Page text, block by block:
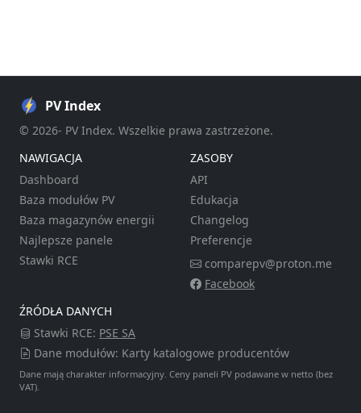
PV Index
© 2026- PV Index. Wszelkie prawa zastrzeżone.
NAWIGACJA
Dashboard
Baza modułów PV
Baza magazynów energii
Najlepsze panele
Stawki RCE
ZASOBY
API
Edukacja
Changelog
Preferencje
comparepv@proton.me
Facebook
ŹRÓDŁA DANYCH
Stawki RCE: PSE SA
Dane modułów: Karty katalogowe producentów
Dane mają charakter informacyjny. Ceny paneli PV podawane w netto (bez
VAT).